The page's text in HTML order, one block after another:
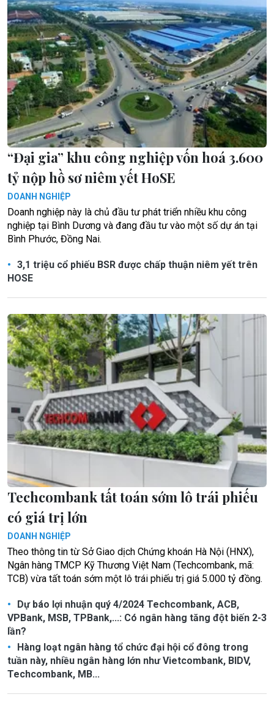
“Đại gia” khu công nghiệp vốn hoá 3.600
tỷ nộp hồ sơ niêm yết HoSE
DOANH NGHIỆP
Doanh nghiệp này là chủ đầu tư phát triển nhiều khu công
nghiệp tại Bình Dương và đang đầu tư vào một số dự án tại
Bình Phước, Đồng Nai.
3,1 triệu cổ phiếu BSR được chấp thuận niêm yết trên
HOSE
Techcombank tất toán sớm lô trái phiếu
có giá trị lớn
DOANH NGHIỆP
Theo thông tin từ Sở Giao dịch Chứng khoán Hà Nội (HNX),
Ngân hàng TMCP Kỹ Thương Việt Nam (Techcombank, mã:
TCB) vừa tất toán sớm một lô trái phiếu trị giá 5.000 tỷ đồng.
Dự báo lợi nhuận quý 4/2024 Techcombank, ACB,
VPBank, MSB, TPBank,...: Có ngân hàng tăng đột biến 2-3
lần?
Hàng loạt ngân hàng tổ chức đại hội cổ đông trong
tuần này, nhiều ngân hàng lớn như Vietcombank, BIDV,
Techcombank, MB...